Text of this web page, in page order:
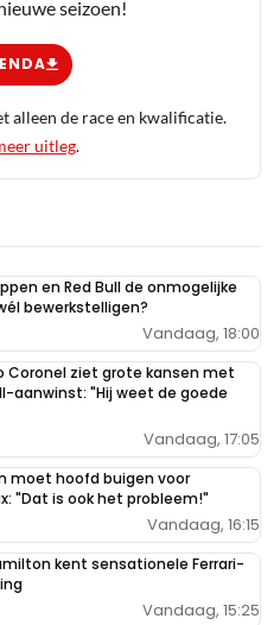
seizoen!
alleen de race en kwalificatie.
uitleg.
en Red Bull de onmogelijke
bewerkstelligen?
Vandaag, 18:00
Coronel ziet grote kansen met
aanwinst: "Hij weet de goede
Vandaag, 17:05
moet hoofd buigen voor
"Dat is ook het probleem!"
Vandaag, 16:15
kent sensationele Ferrari-
Vandaag, 15:25